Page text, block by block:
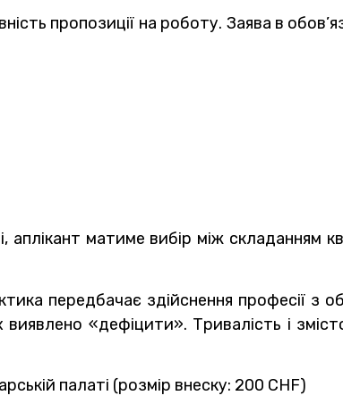
пропозиції на роботу. Заява в
матиме вибір між складанням
передбачає здійснення професії з
«дефіцити». Тривалість і
палаті (розмір внеску: 200 CHF)